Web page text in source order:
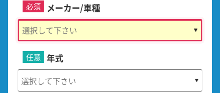
メーカー/車種
必須
年式
任意